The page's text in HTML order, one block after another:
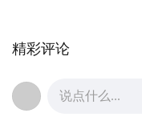
精彩评论
说点什么...